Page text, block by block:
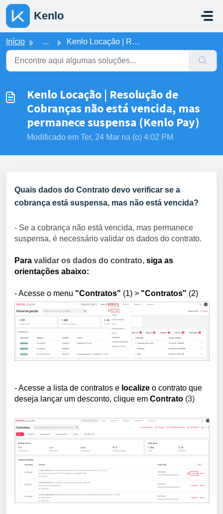
Ir para o conteúdo principal
Kenlo
Início ... Kenlo Locação | Resolução de Cobranças não está vencida, ...
Kenlo Locação | Resolução de
Cobranças não está vencida, mas
permanece suspensa (Kenlo Pay)
Modificado em Ter, 24 Mar na (o) 4:02 PM
Quais dados do Contrato devo verificar se a
cobrança está suspensa, mas não está vencida?
- Se a cobrança não está vencida, mas permanece
suspensa, é necessário validar os dados do contrato.
Para validar os dados do contrato, siga as
orientações abaixo:
- Acesse o menu "Contratos" (1) > "Contratos" (2)
- Acesse a lista de contratos e localize o contrato que
deseja lançar um desconto, clique em Contrato (3)